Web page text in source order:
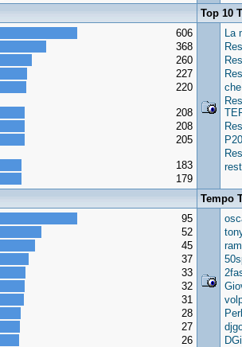
Top 10
606
368
260
227
220
208
208
205
183
179
Tempo
95
52
45
37
33
32
31
28
27
26